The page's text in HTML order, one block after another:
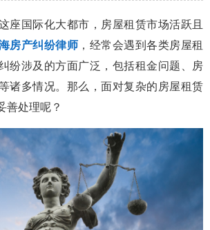
国际化大都市，房屋租赁市场活跃且
海房产纠纷律师 ，经常会遇到各类房屋租
纷涉及的方面广泛，包括租金问题、房
诸多情况。那么，面对复杂的房屋租赁
善处理呢？